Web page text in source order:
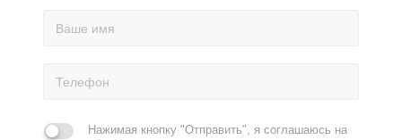
Нажимая кнопку "Отправить", я соглашаюсь на